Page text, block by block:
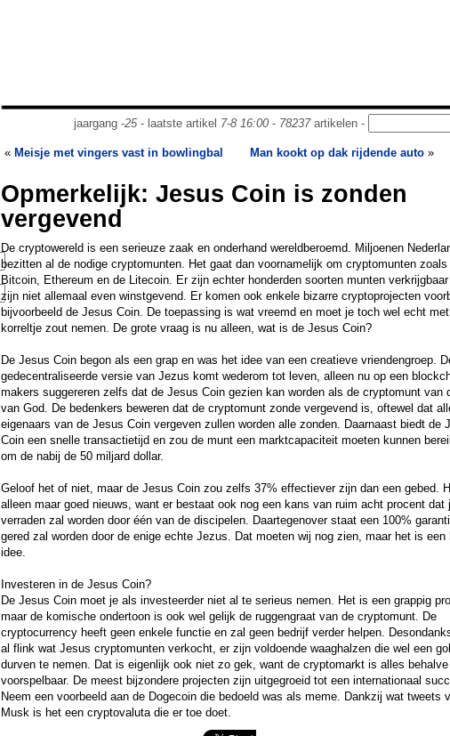
jaargang -25- laatste artikel 7-8 16:00- 78237artikelen -
« Meisje met vingers vast in bowlingbal Man kookt op dak rijdende auto »
Opmerkelijk: Jesus Coin is zonden
vergevend
De cryptowereld is een serieuze zaak en onderhand wereldberoemd. Miljoenen
bezitten al de nodige cryptomunten. Het gaat dan voornamelijk om cryptomunten zoals
Bitcoin, Ethereum en de Litecoin. Er zijn echter honderden soorten munten
zijn niet allemaal even winstgevend. Er komen ook enkele bizarre cryptoprojecten
bijvoorbeeld de Jesus Coin. De toepassing is wat vreemd en moet je toch wel echt
korreltje zout nemen. De grote vraag is nu alleen, wat is de Jesus Coin?
De Jesus Coin begon als een grap en was het idee van een creatieve vriendengroep.
gedecentraliseerde versie van Jezus komt wederom tot leven, alleen nu op een
makers suggereren zelfs dat de Jesus Coin gezien kan worden als de cryptomunt van
van God. De bedenkers beweren dat de cryptomunt zonde vergevend is, oftewel dat
eigenaars van de Jesus Coin vergeven zullen worden alle zonden. Daarnaast biedt de
Coin een snelle transactietijd en zou de munt een marktcapaciteit moeten kunnen
om de nabij de 50 miljard dollar.
Geloof het of niet, maar de Jesus Coin zou zelfs 37% effectiever zijn dan een gebed.
alleen maar goed nieuws, want er bestaat ook nog een kans van ruim acht procent dat
verraden zal worden door één van de discipelen. Daartegenover staat een 100%
gered zal worden door de enige echte Jezus. Dat moeten wij nog zien, maar het is een
idee.
Investeren in de Jesus Coin?
De Jesus Coin moet je als investeerder niet al te serieus nemen. Het is een grappig
maar de komische ondertoon is ook wel gelijk de ruggengraat van de cryptomunt. De
cryptocurrency heeft geen enkele functie en zal geen bedrijf verder helpen.
al flink wat Jesus cryptomunten verkocht, er zijn voldoende waaghalzen die wel een
durven te nemen. Dat is eigenlijk ook niet zo gek, want de cryptomarkt is alles behalve
voorspelbaar. De meest bijzondere projecten zijn uitgegroeid tot een internationaal
Neem een voorbeeld aan de Dogecoin die bedoeld was als meme. Dankzij wat tweets
Musk is het een cryptovaluta die er toe doet.